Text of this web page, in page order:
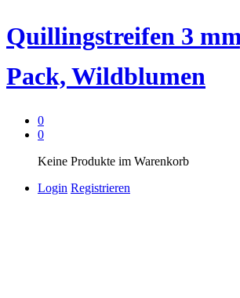
Quillingstreifen 3
Pack, Wildblumen
0
0
Keine Produkte im Warenkorb
Login Registrieren